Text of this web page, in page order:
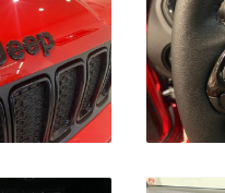
AUTO
FRA NUMEROSE
E CON LA POSSIBILITA' DI
COME ASSICURAZIONI